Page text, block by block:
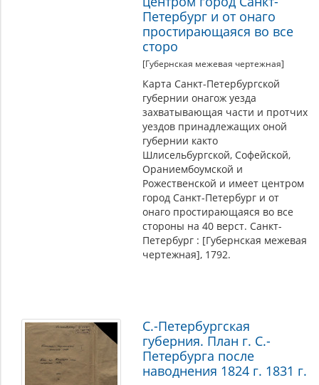
Петербург и от онаго
простирающаяся во все
сторо
[Губернская межевая чертежная]
Карта Санкт-Петербургской
губернии онагож уезда
захватывающая части и протчих
уездов принадлежащих оной
губернии както
Шлисельбургской, Софейской,
Ораниембоумской и
Рожественской и имеет центром
город Санкт-Петербург и от
онаго простирающаяся во все
стороны на 40 верст. Санкт-
Петербург : [Губернская межевая
чертежная], 1792.
С.-Петербургская
губерния. План г. С.-
Петербурга после
наводнения 1824 г. 1831 г.